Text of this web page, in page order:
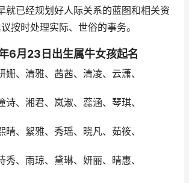
就已经规划好人际关系的蓝图和相关资
按时处理实际、世俗的事务。
6月23日出生属牛女孩起名
姗、清雅、茜茜、清凌、云潇、
诗、湘君、岚淑、蕊涵、琴琪、
晴、絮雅、秀瑶、晓凡、茹筱、
秀、雨琼、黛琳、妍丽、晴惠、